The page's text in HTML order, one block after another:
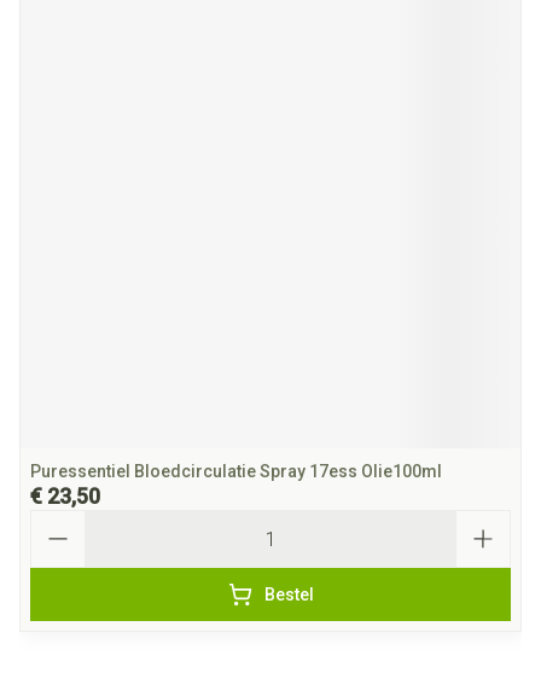
Puressentiel Bloedcirculatie Spray 17ess Olie100ml
€ 23,50
Bestel